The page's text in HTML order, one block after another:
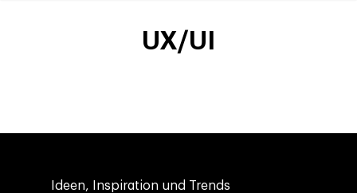
UX/UI
Ideen, Inspiration und Trends